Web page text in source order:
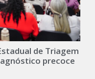
de Triagem
precoce